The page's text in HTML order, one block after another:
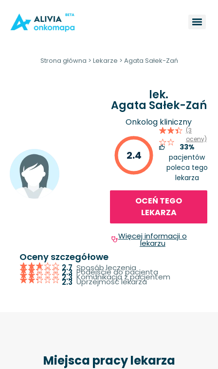
Strona główna > Lekarze > Agata Sałek-Zań
lek.
Agata Sałek-Zań
Onkolog kliniczny
2.4
(3
oceny)
33%
pacjentów
poleca tego
lekarza
OCEŃ TEGO
LEKARZA
Więcej informacji o
lekarzu
Oceny szczegółowe
2.7 Sposób leczenia
2.3 Podejście do pacjenta
2.3 Komunikacja z pacjentem
2.3 Uprzejmość lekarza
Miejsca pracy lekarza